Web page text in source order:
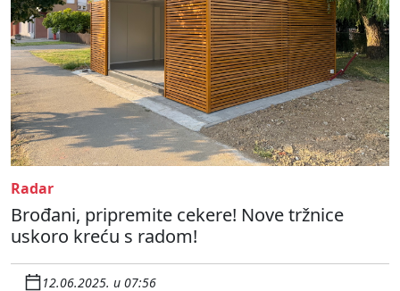
Radar
Brođani, pripremite cekere! Nove tržnice
uskoro kreću s radom!
12.06.2025. u 07:56